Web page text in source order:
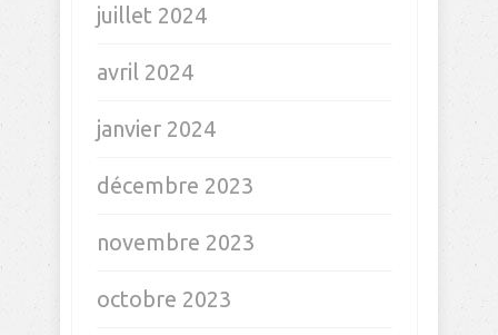
juillet 2024
avril 2024
janvier 2024
décembre 2023
novembre 2023
octobre 2023